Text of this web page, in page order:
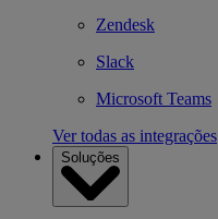
Zendesk
Slack
Microsoft Teams
Ver todas as integrações
Soluções